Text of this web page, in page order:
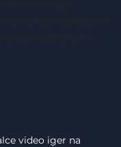
video iger na